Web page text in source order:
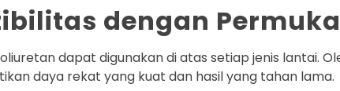
dengan
dapat digunakan di atas setiap jenis lantai.
daya rekat yang kuat dan hasil yang tahan lama.